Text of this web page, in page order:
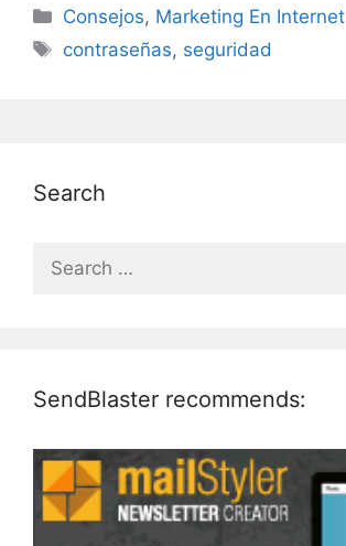
Categories
Consejos, Marketing En Internet
Tags
contraseñas, seguridad
Search
for:
SendBlaster recommends: